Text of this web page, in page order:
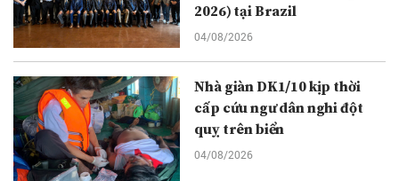
2026) tại Brazil
04/08/2026
Nhà giàn DK1/10 kịp thời
cấp cứu ngư dân nghi đột
quỵ trên biển
04/08/2026